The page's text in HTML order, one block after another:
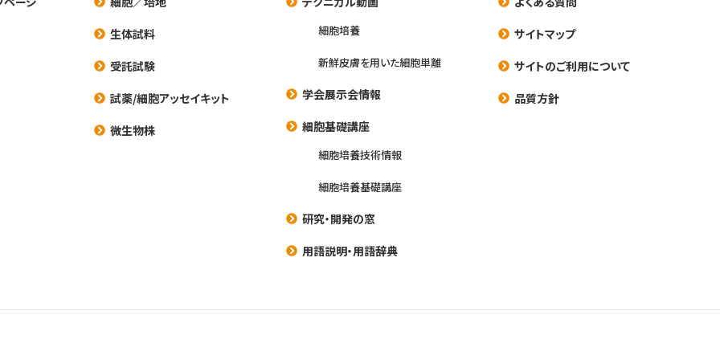
生体試料
受託試験
試薬/細胞アッセイキット
微生物株
細胞培養
新鮮皮膚を用いた細胞単離
学会展示会情報
細胞基礎講座
細胞培養技術情報
細胞培養基礎講座
研究・開発の窓
用語説明・用語辞典
サイトマップ
サイトのご利用について
品質方針